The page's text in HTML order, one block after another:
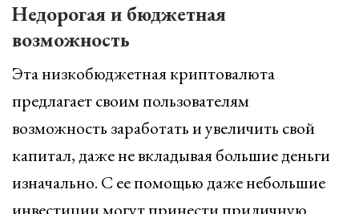
Недорогая и бюджетная
возможность
Эта низкобюджетная криптовалюта
предлагает своим пользователям
возможность заработать и увеличить свой
капитал, даже не вкладывая большие деньги
изначально. С ее помощью даже небольшие